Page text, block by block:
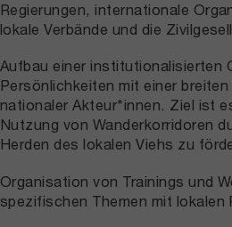
Regierungen, internationale
lokale Verbände und die
Aufbau einer institutionalisierten
Persönlichkeiten mit einer
nationaler Akteur*innen. Ziel ist
Nutzung von Wanderkorridoren
Herden des lokalen Viehs zu
Organisation von Trainings und
spezifischen Themen mit lokalen